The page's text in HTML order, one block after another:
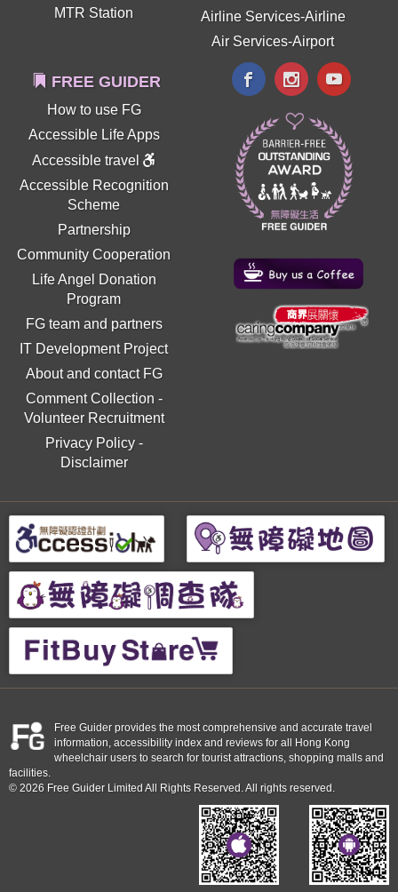
MTR Station
Airline Services-Airline
Air Services-Airport
FREE GUIDER
How to use FG
Accessible Life Apps
Accessible travel
Accessible Recognition
Scheme
Partnership
Community Cooperation
Life Angel Donation
Program
FG team and partners
IT Development Project
About and contact FG
Comment Collection -
Volunteer Recruitment
Privacy Policy-
Disclaimer
Free Guider provides the most comprehensive and accurate travel
information, accessibility index and reviews for all Hong Kong
wheelchair users to search for tourist attractions, shopping malls and
facilities.
© 2026 Free Guider Limited All Rights Reserved. All rights reserved.